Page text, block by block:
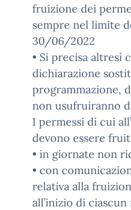
fruizione dei
sempre nel limite
30/06/2022
• Si precisa altresì
dichiarazione
programmazione,
non usufruiranno
I permessi di cui
devono essere
• in giornate non
• con
relativa alla
all’inizio di